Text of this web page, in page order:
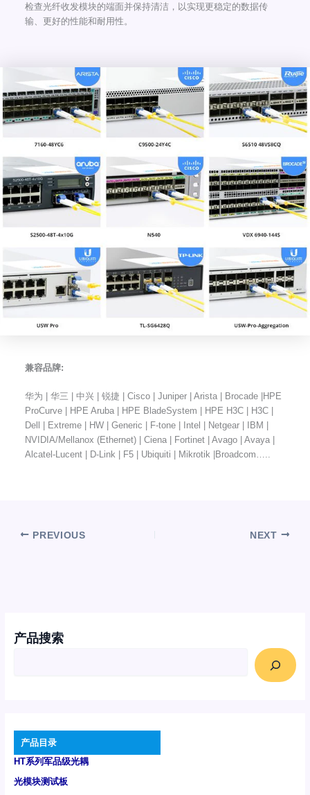
产品搜索
产品目录
HT系列军品级光耦
光模块测试板
检查光纤收发模块的端面并保持清洁，以实现更稳定的数据传
输、更好的性能和耐用性。
兼容品牌:
华为 | 华三 | 中兴 | 锐捷 | Cisco | Juniper | Arista | Brocade |HPE
ProCurve | HPE Aruba | HPE BladeSystem | HPE H3C | H3C |
Dell | Extreme | HW | Generic | F-tone | Intel | Netgear | IBM |
NVIDIA/Mellanox (Ethernet) | Ciena | Fortinet | Avago | Avaya |
Alcatel-Lucent | D-Link | F5 | Ubiquiti | Mikrotik |Broadcom…..
PREVIOUS NEXT